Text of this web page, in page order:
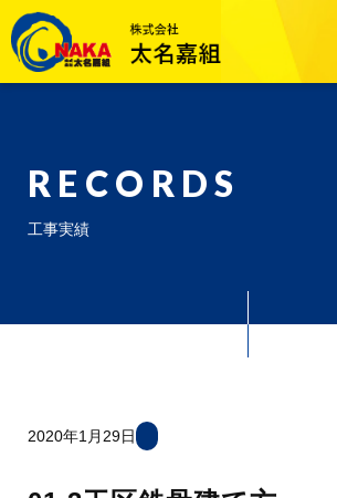
RECORDS
工事実績
2020年1月29日